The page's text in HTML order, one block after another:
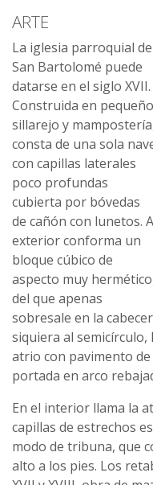
ARTE
La iglesia parroquial de
San Bartolomé puede
datarse en el siglo XVII.
Construida en pequeño
sillarejo y
consta de una sola
con capillas laterales
poco profundas
cubierta por bóvedas
de cañón con lunetos.
exterior conforma un
bloque cúbico de
aspecto muy
del que apenas
sobresale en la
siquiera al
atrio con pavimento
portada en arco
En el interior llama la
capillas de estrechos
modo de tribuna, que
alto a los pies. Los